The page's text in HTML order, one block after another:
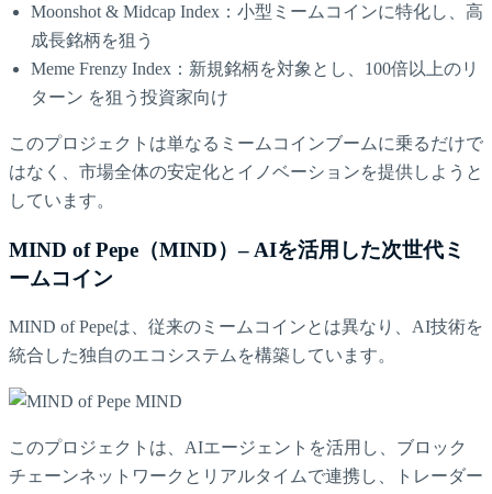
Moonshot & Midcap Index：小型ミームコインに特化し、高
成長銘柄を狙う
Meme Frenzy Index：新規銘柄を対象とし、100倍以上のリ
ターン を狙う投資家向け
このプロジェクトは単なるミームコインブームに乗るだけで
はなく、市場全体の安定化とイノベーションを提供しようと
しています。
MIND of Pepe（MIND）– AIを活用した次世代ミ
ームコイン
MIND of Pepeは、従来のミームコインとは異なり、AI技術を
統合した独自のエコシステムを構築しています。
このプロジェクトは、AIエージェントを活用し、ブロック
チェーンネットワークとリアルタイムで連携し、トレーダー